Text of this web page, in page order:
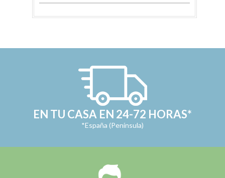
EN TU CASA EN 24-72 HORAS*
*España (Península)